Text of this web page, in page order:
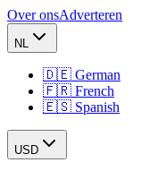
Over onsAdverteren
NL
🇩🇪 German
🇫🇷 French
🇪🇸 Spanish
USD